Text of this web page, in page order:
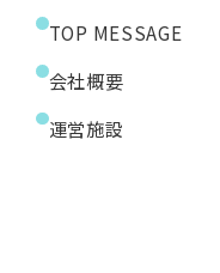
TOP MESSAGE
会社概要
運営施設